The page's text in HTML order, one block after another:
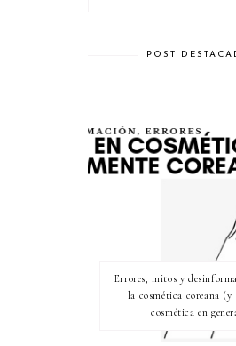
POST
Errores, mitos y
la cosmética coreana (y
cosmética en